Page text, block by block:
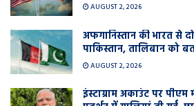
AUGUST 2, 2026
अफगानिस्तान की भारत से
पाकिस्तान, तालिबान को
AUGUST 2, 2026
इंस्टाग्राम अकाउंट पर